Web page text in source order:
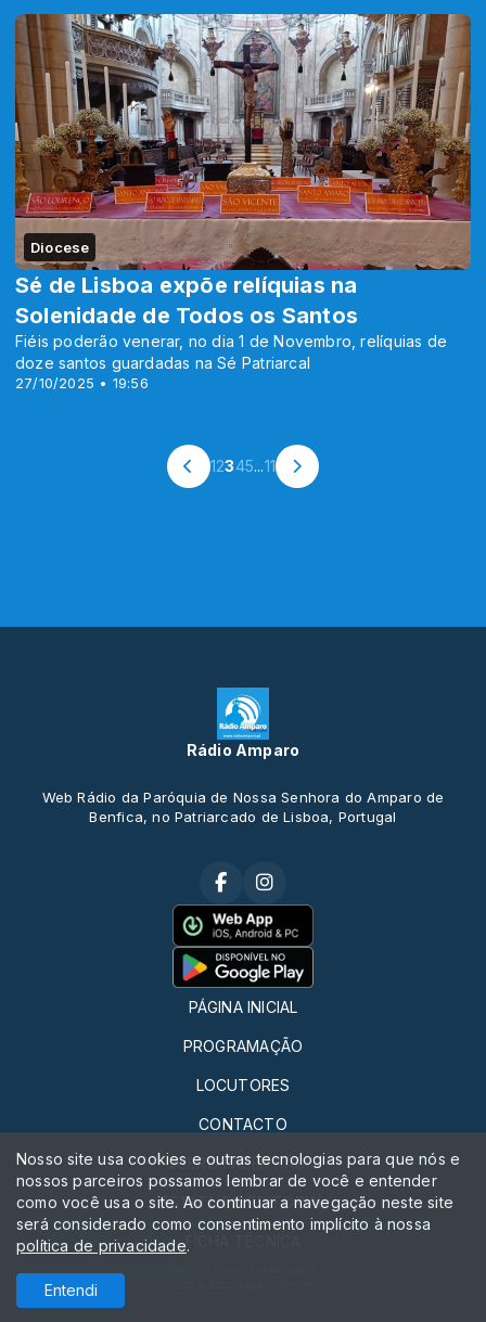
Diocese
27/10/2025 • 19:56
Sé de Lisboa expõe relíquias na
Solenidade de Todos os Santos
Fiéis poderão venerar, no dia 1 de Novembro, relíquias de
doze santos guardadas na Sé Patriarcal
12345...11
Rádio Amparo
Web Rádio da Paróquia de Nossa Senhora do Amparo de
Benfica, no Patriarcado de Lisboa, Portugal
PÁGINA INICIAL
PROGRAMAÇÃO
LOCUTORES
CONTACTO
QUERO FAZER RÁDIO
ESTATUTO EDITORIAL
FICHA TÉCNICA
Nosso site usa cookies e outras tecnologias para que nós e
nossos parceiros possamos lembrar de você e entender
como você usa o site. Ao continuar a navegação neste site
será considerado como consentimento implícito à nossa
política de privacidade.
Entendi